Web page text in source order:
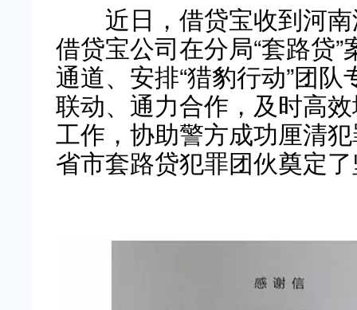
近日，借贷宝收到河南
借贷宝公司在分局“套路贷
通道、安排“猎豹行动”团
联动、通力合作，及时高
工作，协助警方成功厘清
省市套路贷犯罪团伙奠定